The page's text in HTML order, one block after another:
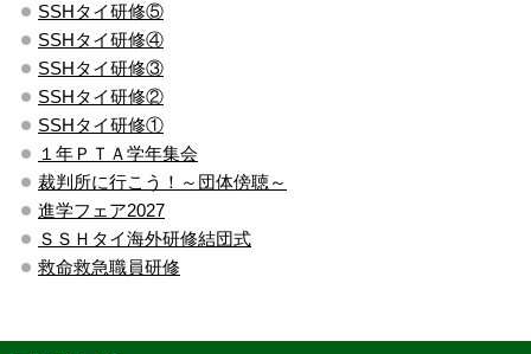
SSHタイ研修⑤
SSHタイ研修④
SSHタイ研修③
SSHタイ研修②
SSHタイ研修①
１年ＰＴＡ学年集会
裁判所に行こう！～団体傍聴～
進学フェア2027
ＳＳＨタイ海外研修結団式
救命救急職員研修